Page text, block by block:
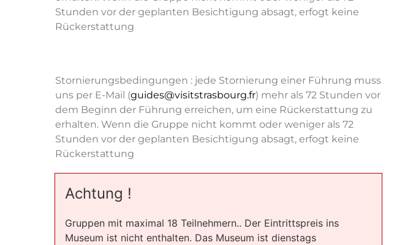
Stunden vor der geplanten Besichtigung absagt, erfogt keine
Rückerstattung
Stornierungsbedingungen : jede Stornierung einer Führung muss
uns per E-Mail (guides@visitstrasbourg.fr) mehr als 72 Stunden vor
dem Beginn der Führung erreichen, um eine Rückerstattung zu
erhalten. Wenn die Gruppe nicht kommt oder weniger als 72
Stunden vor der geplanten Besichtigung absagt, erfogt keine
Rückerstattung
Achtung !
Gruppen mit maximal 18 Teilnehmern.. Der Eintrittspreis ins
Museum ist nicht enthalten. Das Museum ist dienstags